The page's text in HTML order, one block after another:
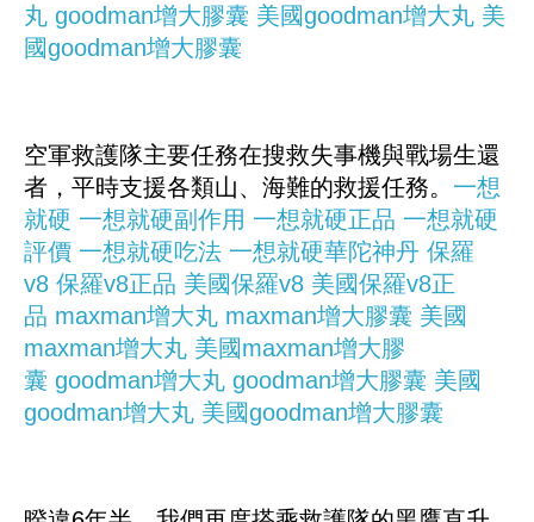
丸 goodman增大膠囊 美國goodman增大丸 美
國goodman增大膠囊
空軍救護隊主要任務在搜救失事機與戰場生還
者，平時支援各類山、海難的救援任務。 一想
就硬 一想就硬副作用 一想就硬正品 一想就硬
評價 一想就硬吃法 一想就硬華陀神丹 保羅
v8 保羅v8正品 美國保羅v8 美國保羅v8正
品 maxman增大丸 maxman增大膠囊 美國
maxman增大丸 美國maxman增大膠
囊 goodman增大丸 goodman增大膠囊 美國
goodman增大丸 美國goodman增大膠囊